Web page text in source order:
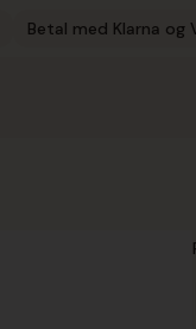
Betal med Klarna og